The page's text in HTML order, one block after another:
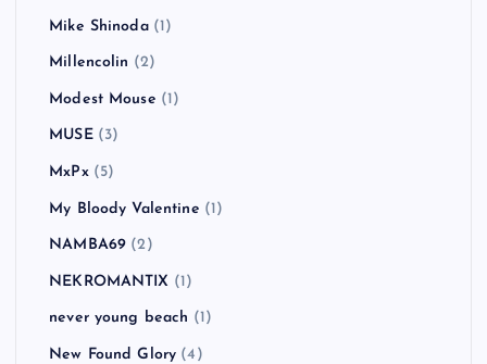
Mike Shinoda(1)
Millencolin (2)
Modest Mouse (1)
MUSE(3)
MxPx(5)
My Bloody Valentine (1)
NAMBA69 (2)
NEKROMANTIX (1)
never young beach (1)
New Found Glory (4)